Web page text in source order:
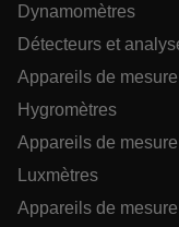
Dynamomètres
Détecteurs et
Appareils de
Hygromètres
Appareils de
Luxmètres
Appareils de
__epiXSRF
{1-60}